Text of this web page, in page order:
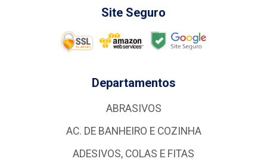
Site Seguro
Departamentos
ABRASIVOS
AC. DE BANHEIRO E COZINHA
ADESIVOS, COLAS E FITAS